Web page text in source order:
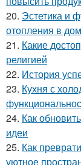
20. Эстетика и
отопления в
21. Какие
религией
22. История
23. Кухня с
24. Как
идеи
25. Как
уютное